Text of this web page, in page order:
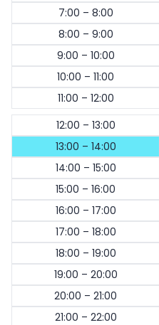
7:00 – 8:00
8:00 – 9:00
9:00 – 10:00
10:00 – 11:00
11:00 – 12:00
12:00 – 13:00
13:00 – 14:00
14:00 – 15:00
15:00 – 16:00
16:00 – 17:00
17:00 – 18:00
18:00 – 19:00
19:00 – 20:00
20:00 – 21:00
21:00 – 22:00